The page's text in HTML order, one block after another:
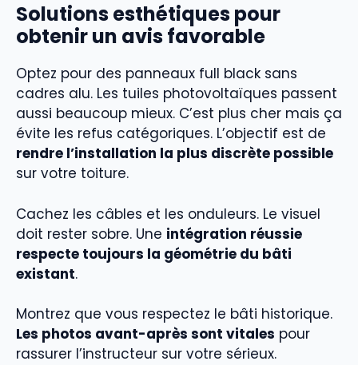
Solutions esthétiques pour
obtenir un avis favorable
Optez pour des panneaux full black sans
cadres alu. Les tuiles photovoltaïques passent
aussi beaucoup mieux. C’est plus cher mais ça
évite les refus catégoriques. L’objectif est de
rendre l’installation la plus discrète possible
sur votre toiture.
Cachez les câbles et les onduleurs. Le visuel
doit rester sobre. Une intégration réussie
respecte toujours la géométrie du bâti
existant.
Montrez que vous respectez le bâti historique.
Les photos avant-après sont vitales pour
rassurer l’instructeur sur votre sérieux.